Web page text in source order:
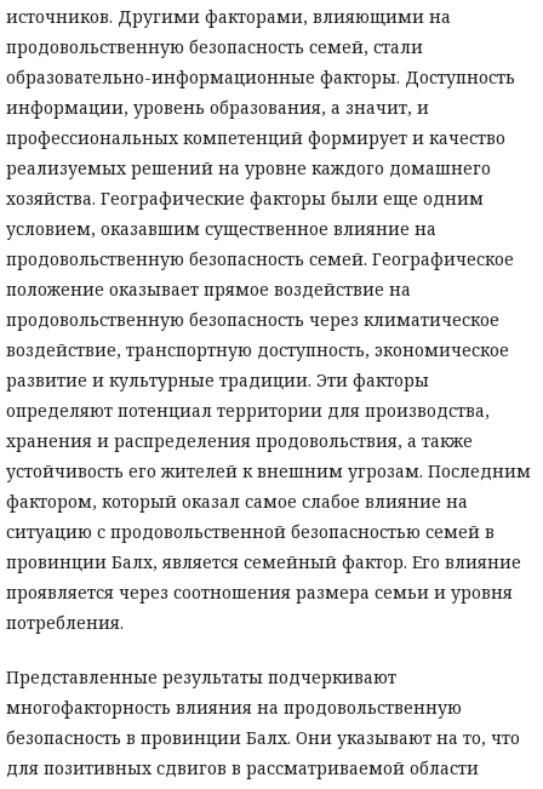
источников. Другими факторами, влияющими на
продовольственную безопасность семей, стали
образовательно-информационные факторы. Доступность
информации, уровень образования, а значит, и
профессиональных компетенций формирует и качество
реализуемых решений на уровне каждого домашнего
хозяйства. Географические факторы были еще одним
условием, оказавшим существенное влияние на
продовольственную безопасность семей. Географическое
положение оказывает прямое воздействие на
продовольственную безопасность через климатическое
воздействие, транспортную доступность, экономическое
развитие и культурные традиции. Эти факторы
определяют потенциал территории для производства,
хранения и распределения продовольствия, а также
устойчивость его жителей к внешним угрозам. Последним
фактором, который оказал самое слабое влияние на
ситуацию с продовольственной безопасностью семей в
провинции Балх, является семейный фактор. Его влияние
проявляется через соотношения размера семьи и уровня
потребления.
Представленные результаты подчеркивают
многофакторность влияния на продовольственную
безопасность в провинции Балх. Они указывают на то, что
для позитивных сдвигов в рассматриваемой области